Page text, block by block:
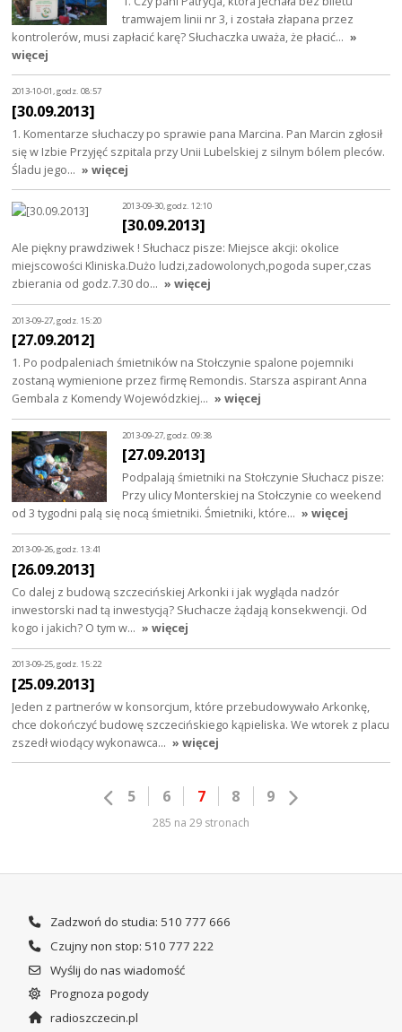
tramwajem linii nr 3, i została złapana przez
kontrolerów, musi zapłacić karę? Słuchaczka uważa, że płacić… »
więcej
2013-10-01, godz. 08:57
[30.09.2013]
1. Komentarze słuchaczy po sprawie pana Marcina. Pan Marcin zgłosił
się w Izbie Przyjęć szpitala przy Unii Lubelskiej z silnym bólem pleców.
Śladu jego… » więcej
2013-09-30, godz. 12:10
[30.09.2013]
Ale piękny prawdziwek ! Słuchacz pisze: Miejsce akcji: okolice
miejscowości Kliniska.Dużo ludzi,zadowolonych,pogoda super,czas
zbierania od godz.7.30 do… » więcej
2013-09-27, godz. 15:20
[27.09.2012]
1. Po podpaleniach śmietników na Stołczynie spalone pojemniki
zostaną wymienione przez firmę Remondis. Starsza aspirant Anna
Gembala z Komendy Wojewódzkiej… » więcej
2013-09-27, godz. 09:38
[27.09.2013]
Podpalają śmietniki na Stołczynie Słuchacz pisze:
Przy ulicy Monterskiej na Stołczynie co weekend
od 3 tygodni palą się nocą śmietniki. Śmietniki, które… » więcej
2013-09-26, godz. 13:41
[26.09.2013]
Co dalej z budową szczecińskiej Arkonki i jak wygląda nadzór
inwestorski nad tą inwestycją? Słuchacze żądają konsekwencji. Od
kogo i jakich? O tym w… » więcej
2013-09-25, godz. 15:22
[25.09.2013]
Jeden z partnerów w konsorcjum, które przebudowywało Arkonkę,
chce dokończyć budowę szczecińskiego kąpieliska. We wtorek z placu
zszedł wiodący wykonawca… » więcej
5 6 7 8 9
285 na 29 stronach
Zadzwoń do studia: 510 777 666
Czujny non stop: 510 777 222
Wyślij do nas wiadomość
Prognoza pogody
radioszczecin.pl